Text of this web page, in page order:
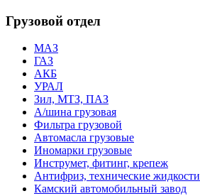
Грузовой отдел
МАЗ
ГАЗ
АКБ
УРАЛ
Зил, МТЗ, ПАЗ
А/шина грузовая
Фильтра грузовой
Автомасла грузовые
Иномарки грузовые
Инструмет, фитинг, крепеж
Антифриз, технические жидкости
Камский автомобильный завод